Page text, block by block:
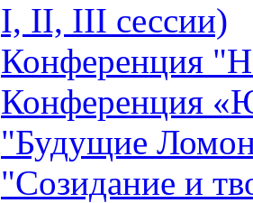
I, II, III сессии)
Конференция
Конференция
"Будущие
"Созидание и